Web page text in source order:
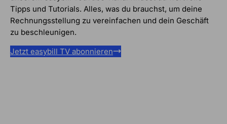
Tipps und Tutorials. Alles, was du brauchst, um deine
Rechnungsstellung zu vereinfachen und dein Geschäft
zu beschleunigen.
Jetzt easybill TV abonnieren